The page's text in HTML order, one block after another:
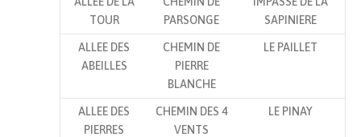
TOUR
PARSONGE
SAPINIERE
ALLEE DES
ABEILLES
CHEMIN DE
PIERRE
BLANCHE
LE PAILLET
ALLEE DES
PIERRES
CHEMIN DES 4
VENTS
LE PINAY